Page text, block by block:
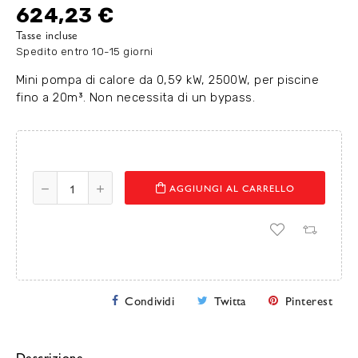
624,23 €
Tasse incluse
Spedito entro 10-15 giorni
Mini pompa di calore da 0,59 kW, 2500W, per piscine
fino a 20m³. Non necessita di un bypass.
AGGIUNGI AL CARRELLO
Condividi Twitta Pinterest